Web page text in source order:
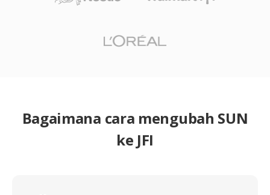
Bagaimana cara mengubah SUN
ke JFI